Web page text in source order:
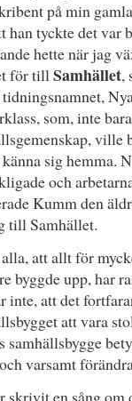
på min
han tyckte det var
hette när jag
för tillSamhället,
som, inte
ville
sig hemma.
och
Kumm den
till Samhället.
att allt för
byggde upp, har
inte, att det
att vara
samhällsbygge
varsamt
skrivit en sång om